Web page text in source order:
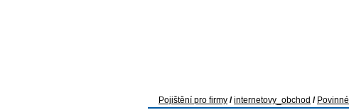
Pojištění pro firmy / internetovy_obchod /